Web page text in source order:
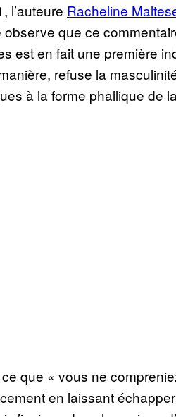
l’auteure Racheline
que ce
est en fait une première
refuse la
à la forme phallique de
que « vous ne
en laissant